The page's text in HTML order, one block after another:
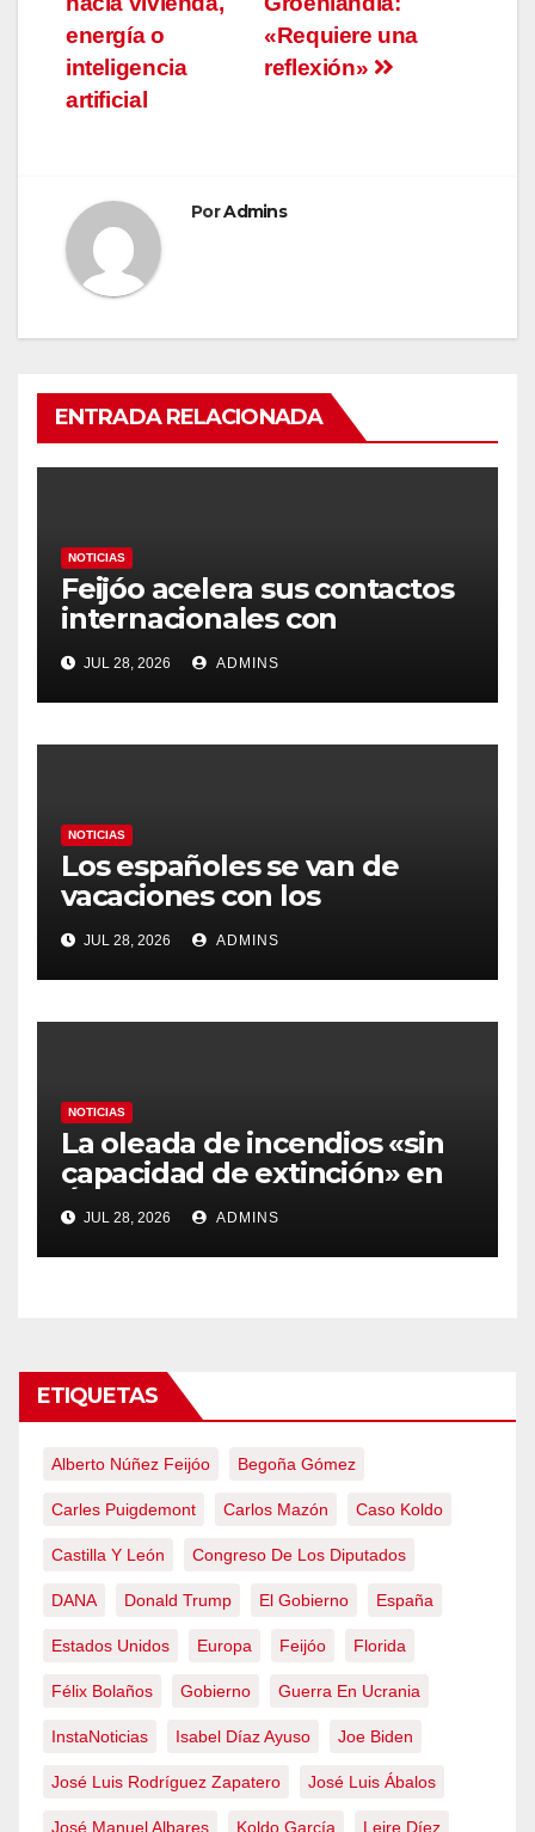
«Requiere una
reflexión»
energía o
inteligencia
artificial
PorAdmins
ENTRADA RELACIONADA
NOTICIAS
Feijóo acelera sus contactos
internacionales con
Latinoamérica como socio
prioritario en su agenda de
gobierno
JUL 28, 2026 ADMINS
NOTICIAS
Los españoles se van de
vacaciones con los
carburantes hasta un 21%
más caros que el año pasado
y los hoteles disparados
JUL 28, 2026 ADMINS
NOTICIAS
La oleada de incendios «sin
capacidad de extinción» en
Ávila y al oeste de Madrid
obliga a declarar la
emergencia nacional
JUL 28, 2026 ADMINS
ETIQUETAS
Alberto Núñez Feijóo Begoña Gómez
Carles Puigdemont Carlos Mazón Caso Koldo
Castilla Y León Congreso De Los Diputados
DANA Donald Trump El Gobierno España
Estados Unidos Europa Feijóo Florida
Félix Bolaños Gobierno Guerra En Ucrania
InstaNoticias Isabel Díaz Ayuso Joe Biden
José Luis Rodríguez Zapatero José Luis Ábalos
José Manuel Albares Koldo García Leire Díez